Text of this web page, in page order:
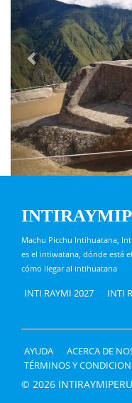
Machu Picchu Intihuatana,
es el intiwatana, dónde está
cómo llegar al intihuatana
INTI RAYMI 2027 INTI
AYUDA
ACERCA DE
TÉRMINOS Y
© 2026